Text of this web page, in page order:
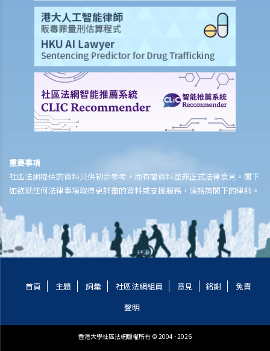
我為同一項目（如住院或家居意外）購買了數份保險。我可否從所有保
單索取全數保額，或只可索取實際開支或損失？人壽保險的死亡賠償會
否有不同規定？
醫療保險
在處理索償時，保險公司會否接受中醫發出的醫療報告 / 醫生紙？
我為同一項目（如住院或家居意外）購買了數份保險。我可否從所有保
單索取全數保額，或只可索取實際開支或損失？
意外或個人傷亡保險
否向保險公司索償？
「永久傷殘」和「暫時性傷殘」的一般定義是甚麼？保險公司支付了一
部分賠償？
在人身傷亡訴訟中，我已從犯錯一方獲得賠償。這些賠償會否抵銷保險
公司的賠款？
如果我的居所和屋內家具均已損毁，保險公司會否全數賠償我的損失？
保險公司會否在支付賠償之前先作出專業評估？
果有訪客或住客在大廈內遇上意外受傷，我是否可以置身事外？
重要事項
社區法網提供的資料只供初步參考，而有關資料並非正式法律意見。閣下
如欲就任何法律事項取得更詳盡的資料或支援服務，須諮詢閣下的律師。
首頁 主題 詞彙 社區法網組員 意見 銘謝
免責
聲明
香港大學社區法網版權所有 © 2004 - 2026